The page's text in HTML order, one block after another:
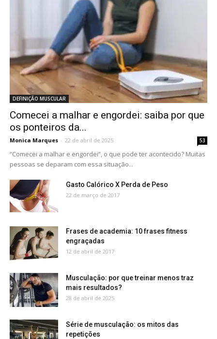
DEFINIÇÃO MUSCULAR
Comecei a malhar e engordei: saiba por que
os ponteiros da...
Monica Marques - 22 de abril de 2025 53
“Comecei a malhar e engordei”, o que pode ter acontecido? Muitas
pessoas se deparam com essa situação...
Gasto Calórico X Perda de Peso
22 de março de 2017
Frases de academia: 10 frases fitness
engraçadas
12 de abril de 2017
Musculação: por que treinar menos traz
mais resultados?
28 de abril de 2025
Série de musculação: os mitos das
repetições